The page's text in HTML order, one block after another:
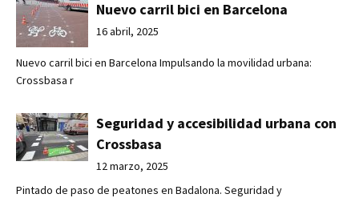
Nuevo carril bici en Barcelona
16 abril, 2025
Nuevo carril bici en Barcelona Impulsando la movilidad urbana:
Crossbasa r
Seguridad y accesibilidad urbana con
Crossbasa
12 marzo, 2025
Pintado de paso de peatones en Badalona. Seguridad y